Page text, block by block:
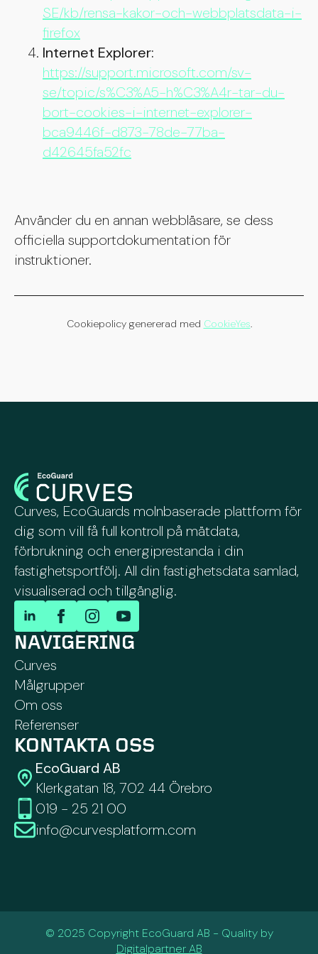
SE/kb/rensa-kakor-och-webbplatsdata-i-
firefox
Internet Explorer:
https://support.microsoft.com/sv-
se/topic/s%C3%A5-h%C3%A4r-tar-du-
bort-cookies-i-internet-explorer-
bca9446f-d873-78de-77ba-
d42645fa52fc
Använder du en annan webbläsare, se dess
officiella supportdokumentation för
instruktioner.
Cookiepolicy genererad med CookieYes.
Curves, EcoGuards molnbaserade plattform för
dig som vill få full kontroll på mätdata,
förbrukning och energiprestanda i din
fastighetsportfölj. All din fastighetsdata samlad,
visualiserad och tillgänglig.
NAVIGERING
Curves
Målgrupper
Om oss
Referenser
KONTAKTA OSS
EcoGuard AB
Klerkgatan 18, 702 44 Örebro
019 - 25 21 00
info@curvesplatform.com
© 2025 Copyright EcoGuard AB - Quality by
Digitalpartner AB